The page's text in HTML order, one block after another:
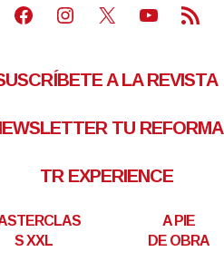
Facebook
Instagram
X Youtube
Feed RSS
A LA REVISTA
TU REFORMA
TR EXPERIENCE
S XXL
A PIE
DE OBRA